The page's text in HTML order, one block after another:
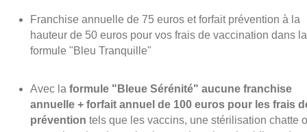
Franchise annuelle de 75 euros et forfait prévention à la
hauteur de 50 euros pour vos frais de vaccination dans la
formule "Bleu Tranquille"
Avec la formule "Bleue Sérénité" aucune franchise
annuelle + forfait annuel de 100 euros pour les frais
prévention tels que les vaccins, une stérilisation chatte